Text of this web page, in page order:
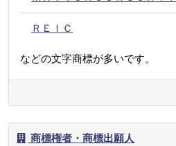
ＲＥＩＣ
などの文字商標が多いです。
商標権者・商標出願人